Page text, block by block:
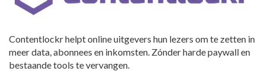
Contentlockr helpt online uitgevers hun lezers om te zetten in
meer data, abonnees en inkomsten. Zónder harde paywall en
bestaande tools te vervangen.